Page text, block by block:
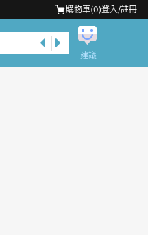
購物車(0)登入/註冊
建議